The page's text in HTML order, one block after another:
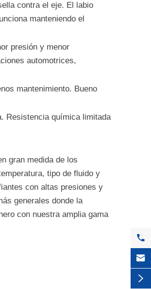
contra el eje. El labio
manteniendo el
presión y menor
automotrices,
mantenimiento. Bueno
Resistencia química limitada
gran medida de los
tipo de fluido y
con altas presiones y
generales donde la
con nuestra amplia gama


